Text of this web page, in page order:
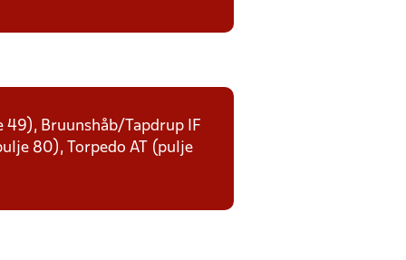
49), Bruunshåb/Tapdrup IF
80), Torpedo AT (pulje